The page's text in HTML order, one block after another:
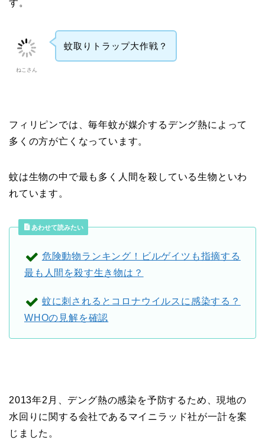
す。
ねこさん
蚊取りトラップ大作戦？
フィリピンでは、毎年蚊が媒介するデング熱によって
多くの方が亡くなっています。
蚊は生物の中で最も多く人間を殺している生物といわ
れています。
あわせて読みたい
危険動物ランキング！ビルゲイツも指摘する
最も人間を殺す生き物は？
蚊に刺されるとコロナウイルスに感染する？
WHOの見解を確認
2013年2月、デング熱の感染を予防するため、現地の
水回りに関する会社であるマイニラッド社が一計を案
じました。